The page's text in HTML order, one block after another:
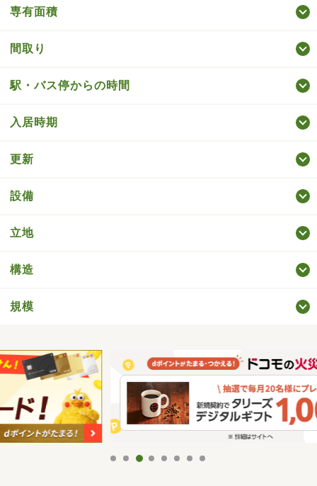
専有面積
間取り
駅・バス停からの時間
入居時期
更新
設備
立地
構造
規模